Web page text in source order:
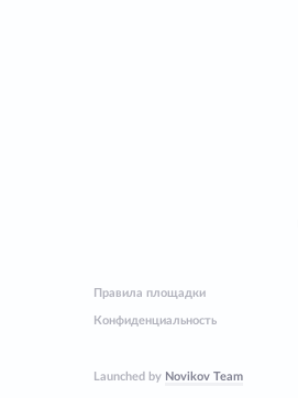
Правила площадки
Конфиденциальность
Launched by Novikov Team